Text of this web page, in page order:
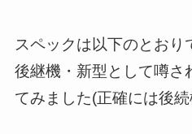
スペックは以下のとお
後継機・新型として噂さ
てみました(正確には後続